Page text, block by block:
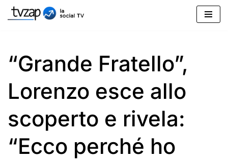
al
“Grande Fratello”,
Lorenzo esce allo
scoperto e rivela:
“Ecco perché ho